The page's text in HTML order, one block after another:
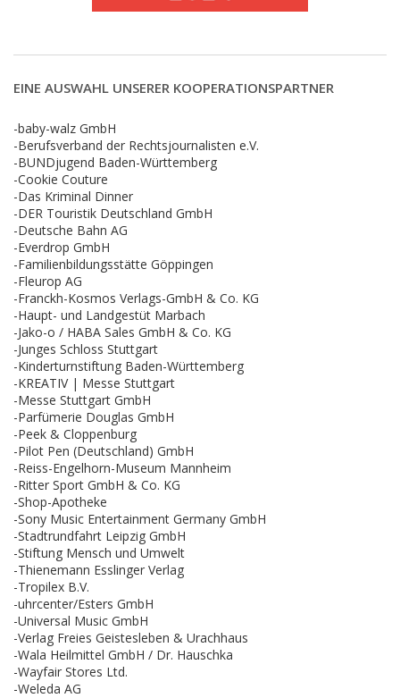
EINE AUSWAHL UNSERER KOOPERATIONSPARTNER
-baby-walz GmbH
-Berufsverband der Rechtsjournalisten e.V.
-BUNDjugend Baden-Württemberg
-Cookie Couture
-Das Kriminal Dinner
-DER Touristik Deutschland GmbH
-Deutsche Bahn AG
-Everdrop GmbH
-Familienbildungsstätte Göppingen
-Fleurop AG
-Franckh-Kosmos Verlags-GmbH & Co. KG
-Haupt- und Landgestüt Marbach
-Jako-o / HABA Sales GmbH & Co. KG
-Junges Schloss Stuttgart
-Kinderturnstiftung Baden-Württemberg
-KREATIV | Messe Stuttgart
-Messe Stuttgart GmbH
-Parfümerie Douglas GmbH
-Peek & Cloppenburg
-Pilot Pen (Deutschland) GmbH
-Reiss-Engelhorn-Museum Mannheim
-Ritter Sport GmbH & Co. KG
-Shop-Apotheke
-Sony Music Entertainment Germany GmbH
-Stadtrundfahrt Leipzig GmbH
-Stiftung Mensch und Umwelt
-Thienemann Esslinger Verlag
-Tropilex B.V.
-uhrcenter/Esters GmbH
-Universal Music GmbH
-Verlag Freies Geistesleben & Urachhaus
-Wala Heilmittel GmbH / Dr. Hauschka
-Wayfair Stores Ltd.
-Weleda AG